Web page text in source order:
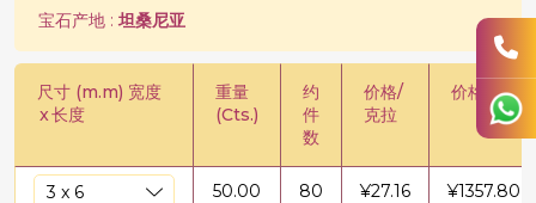
宝石产地 :坦桑尼亚
尺寸 (m.m) 宽度
x长度
重量
(Cts.)
约
件
数
价格/
克拉
价格/股
50.00 80 ¥27.16 ¥1357.80